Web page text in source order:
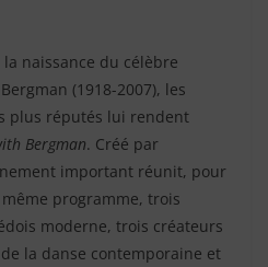
naissance du célèbre
(1918-2007), les
plus réputés lui rendent
Bergman. Créé par
important réunit, pour
programme, trois
moderne, trois créateurs
la danse contemporaine et